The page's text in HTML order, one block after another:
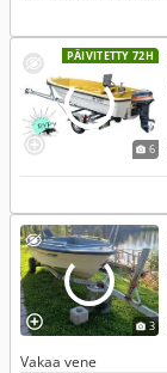
PÄIVITETTY 72H
6
3
Vakaa vene